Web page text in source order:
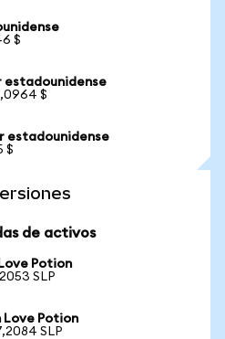
$
estadounidense
$
estadounidense
$
de activos
Potion
SLP
Love Potion
SLP